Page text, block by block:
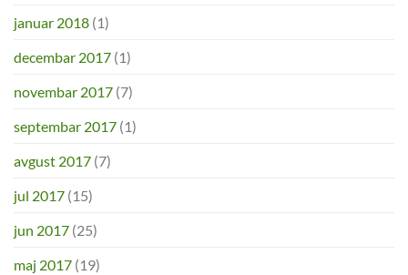
januar 2018 (1)
decembar 2017 (1)
novembar 2017 (7)
septembar 2017 (1)
avgust 2017 (7)
jul 2017 (15)
jun 2017 (25)
maj 2017 (19)